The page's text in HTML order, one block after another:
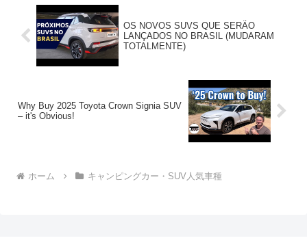
OS NOVOS SUVS QUE SERÃO
LANÇADOS NO BRASIL (MUDARAM
TOTALMENTE)
Why Buy 2025 Toyota Crown Signia SUV
– it's Obvious!
ホーム キャンピングカー・SUV人気車種